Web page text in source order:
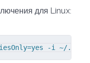
для Linux:
-i ~/.ssh/<имя